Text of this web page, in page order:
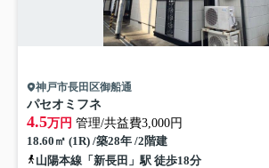
神戸市長田区御船通
パセオミフネ
4.5万円 管理/共益費3,000円
18.60㎡ (1R) /築28年 /2階建
山陽本線「新長田」駅 徒歩18分